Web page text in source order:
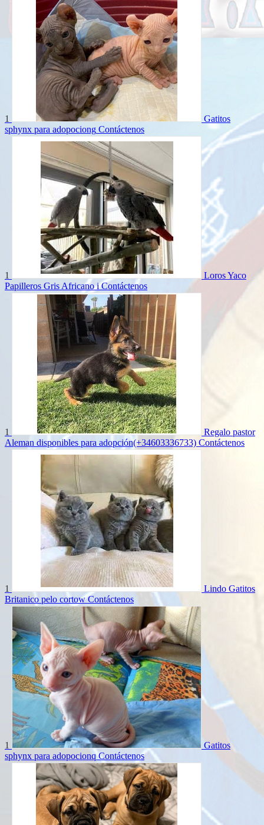
1
Gatitos
sphynx para adopociong Contáctenos
1
Loros Yaco
Papilleros Gris Africano i Contáctenos
1
Regalo pastor
Aleman disponibles para adopción(+34603336733) Contáctenos
1
Lindo Gatitos
Britanico pelo cortow Contáctenos
1
Gatitos
sphynx para adopocionq Contáctenos